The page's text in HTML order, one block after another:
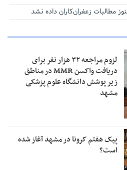
مطالبات زعفران‌کاران داده نشد
لزوم مراجعه ۳۲ هزار نفر برای
دریافت واکسن MMR در مناطق
زیر پوشش دانشگاه علوم پزشکی
مشهد
پیک هفتم کرونا در مشهد آغاز شده
است؟